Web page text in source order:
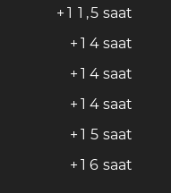
+ 1 1 ,5 saat
+ 1 4 saat
+ 1 4 saat
+ 1 4 saat
+ 1 5 saat
+ 1 6 saat